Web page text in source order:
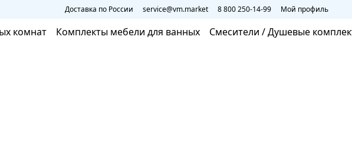
Доставка по России service@vm.market 8 800 250-14-99 Мой профиль
комнат Комплекты мебели для ванных Смесители / Душевые